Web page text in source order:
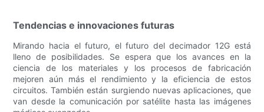
Tendencias e innovaciones futuras
Mirando hacia el futuro, el futuro del decimador 12G está
lleno de posibilidades. Se espera que los avances en la
ciencia de los materiales y los procesos de fabricación
mejoren aún más el rendimiento y la eficiencia de estos
circuitos. También están surgiendo nuevas aplicaciones, que
van desde la comunicación por satélite hasta las imágenes